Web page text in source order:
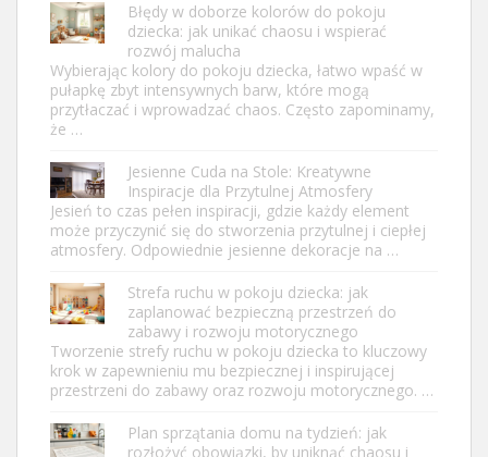
Błędy w doborze kolorów do pokoju
dziecka: jak unikać chaosu i wspierać
rozwój malucha
Wybierając kolory do pokoju dziecka, łatwo wpaść w
pułapkę zbyt intensywnych barw, które mogą
przytłaczać i wprowadzać chaos. Często zapominamy,
że …
Jesienne Cuda na Stole: Kreatywne
Inspiracje dla Przytulnej Atmosfery
Jesień to czas pełen inspiracji, gdzie każdy element
może przyczynić się do stworzenia przytulnej i ciepłej
atmosfery. Odpowiednie jesienne dekoracje na …
Strefa ruchu w pokoju dziecka: jak
zaplanować bezpieczną przestrzeń do
zabawy i rozwoju motorycznego
Tworzenie strefy ruchu w pokoju dziecka to kluczowy
krok w zapewnieniu mu bezpiecznej i inspirującej
przestrzeni do zabawy oraz rozwoju motorycznego. …
Plan sprzątania domu na tydzień: jak
rozłożyć obowiązki, by uniknąć chaosu i